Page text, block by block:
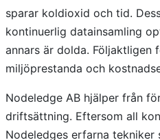
sparar koldioxid och tid.
kontinuerlig datainsamling
annars är dolda. Följaktligen
miljöprestanda och
Nodeledge AB hjälper från
driftsättning. Eftersom all
Nodeledges erfarna tekniker